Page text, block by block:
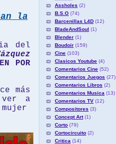
la
del
POR
más
a
Assholes (2)
B.S.O (74)
Barcenillas L4D (12)
BladeAndSoul (1)
Blender (1)
Boudoir (159)
Cine (103)
Clasicos Youtube (4)
Comentarios Cine (52)
Comentarios Juegos (27)
Comentarios Libros (2)
Comentarios Musica (13)
Comentarios TV (12)
Compositores (3)
Concept Art (1)
Corto (79)
Cortocircuito (2)
Critica (14)